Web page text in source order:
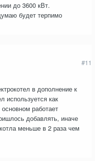
до 3600 кВт.
будет терпимо
#11
в дополнение к
используется как
работает
добавлять, иначе
меньше в 2 раза чем